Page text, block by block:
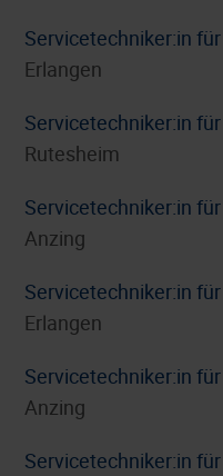
Servicetechniker:in
Erlangen
Servicetechniker:in
Rutesheim
Servicetechniker:in
Anzing
Servicetechniker:in
Erlangen
Servicetechniker:in
Anzing
Servicetechniker:in